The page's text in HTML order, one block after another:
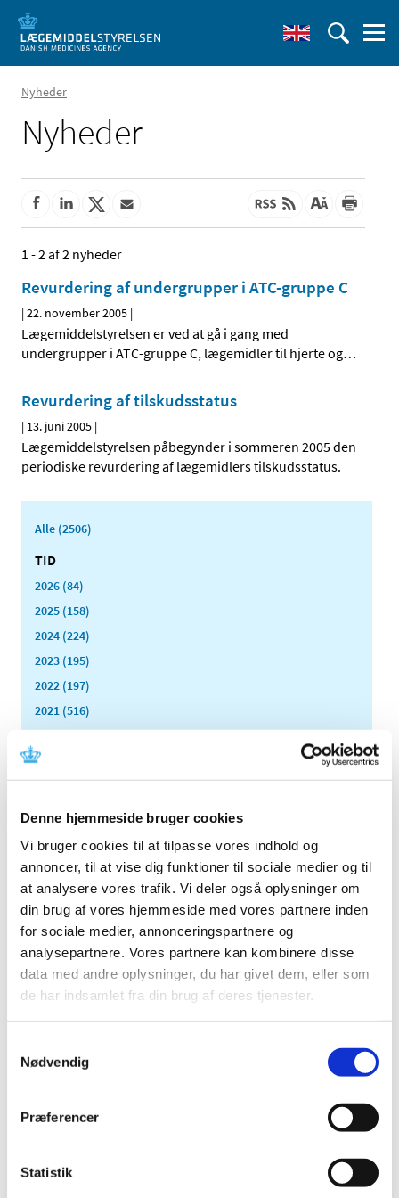
Denne hjemmeside bruger cookies
Vi bruger cookies til at tilpasse vores indhold og
annoncer, til at vise dig funktioner til sociale medier og til
at analysere vores trafik. Vi deler også oplysninger om
din brug af vores hjemmeside med vores partnere inden
for sociale medier, annonceringspartnere og
analysepartnere. Vores partnere kan kombinere disse
data med andre oplysninger, du har givet dem, eller som
de har indsamlet fra din brug af deres tjenester.
Nødvendig
Præferencer
Statistik
Nyheder
Nyheder
1 - 2 af 2 nyheder
Revurdering af undergrupper i ATC-gruppe C
|22. november 2005 |
Lægemiddelstyrelsen er ved at gå i gang med
undergrupper i ATC-gruppe C, lægemidler til hjerte og…
Revurdering af tilskudsstatus
| 13. juni 2005 |
Lægemiddelstyrelsen påbegynder i sommeren 2005 den
periodiske revurdering af lægemidlers tilskudsstatus.
Alle (2506)
TID
2026 (84)
2025 (158)
2024 (224)
2023 (195)
2022 (197)
2021 (516)
2020 (263)
2019 (159)
2018 (150)
2017 (167)
2014 (44)
2013 (49)
2012 (44)
2011 (13)
2007 (3)
2005 (2)